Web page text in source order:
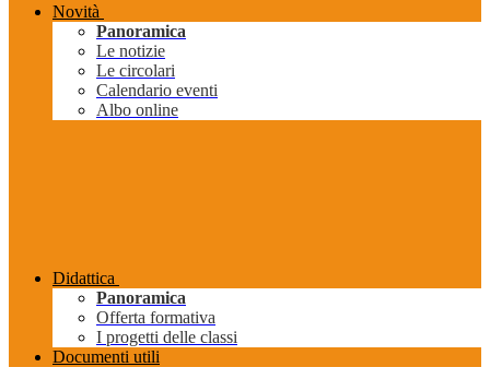
Novità
Panoramica
Le notizie
Le circolari
Calendario eventi
Albo online
Didattica
Panoramica
Offerta formativa
I progetti delle classi
Documenti utili